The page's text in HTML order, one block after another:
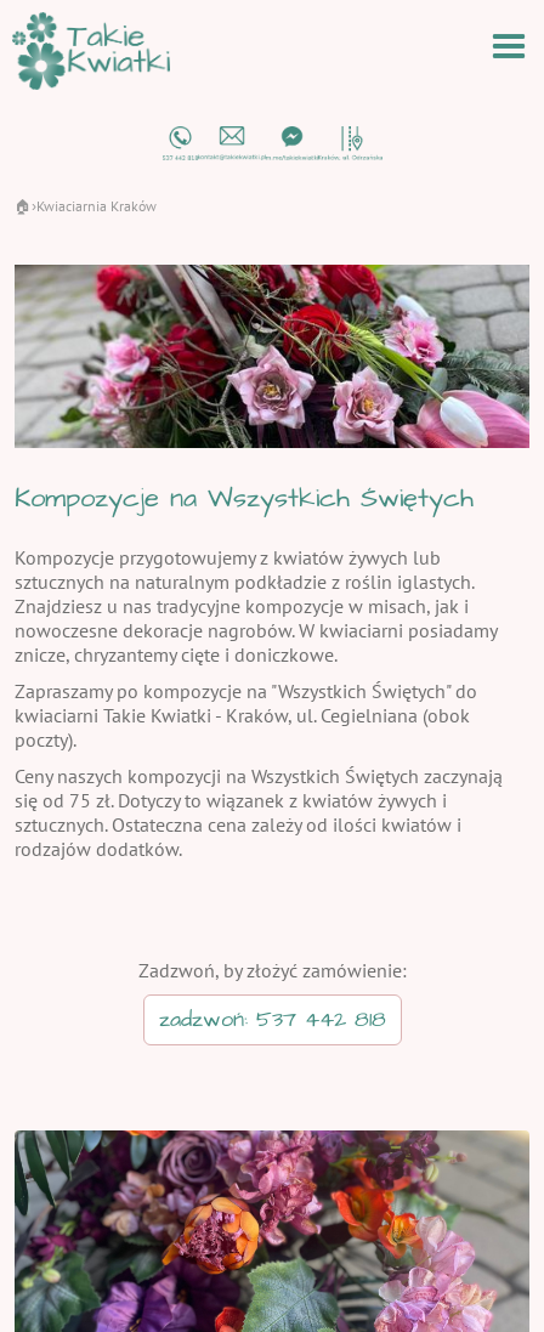
🏠 ›Kwiaciarnia Kraków
Kompozycje na Wszystkich Świętych
Kompozycje przygotowujemy z kwiatów żywych lub
sztucznych na naturalnym podkładzie z roślin iglastych.
Znajdziesz u nas tradycyjne kompozycje w misach, jak i
nowoczesne dekoracje nagrobów. W kwiaciarni posiadamy
znicze, chryzantemy cięte i doniczkowe.
Zapraszamy po kompozycje na "Wszystkich Świętych" do
kwiaciarni Takie Kwiatki - Kraków, ul. Cegielniana (obok
poczty).
Ceny naszych kompozycji na Wszystkich Świętych zaczynają
się od 75 zł. Dotyczy to wiązanek z kwiatów żywych i
sztucznych. Ostateczna cena zależy od ilości kwiatów i
rodzajów dodatków.
Zadzwoń, by złożyć zamówienie:
zadzwoń: 537 442 818